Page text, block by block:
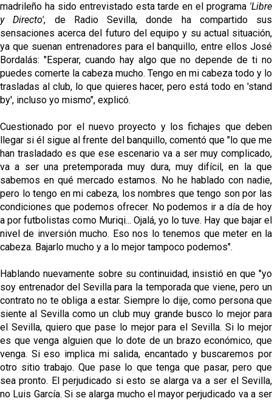
madrileño ha sido entrevistado esta tarde en el programa 'Libre
y Directo', de Radio Sevilla, donde ha compartido sus
sensaciones acerca del futuro del equipo y su actual situación,
ya que suenan entrenadores para el banquillo, entre ellos José
Bordalás: "Esperar, cuando hay algo que no depende de ti no
puedes comerte la cabeza mucho. Tengo en mi cabeza todo y lo
trasladas al club, lo que quieres hacer, pero está todo en 'stand
by', incluso yo mismo", explicó.
Cuestionado por el nuevo proyecto y los fichajes que deben
llegar si él sigue al frente del banquillo, comentó que "lo que me
han trasladado es que ese escenario va a ser muy complicado,
va a ser una pretemporada muy dura, muy difícil, en la que
sabemos en qué mercado estamos. No he hablado con nadie,
pero lo tengo en mi cabeza, los nombres que tengo son por las
condiciones que podemos ofrecer. No podemos ir a día de hoy
a por futbolistas como Muriqi... Ojalá, yo lo tuve. Hay que bajar el
nivel de inversión mucho. Eso nos lo tenemos que meter en la
cabeza. Bajarlo mucho y a lo mejor tampoco podemos".
Hablando nuevamente sobre su continuidad, insistió en que "yo
soy entrenador del Sevilla para la temporada que viene, pero un
contrato no te obliga a estar. Siempre lo dije, como persona que
siente al Sevilla como un club muy grande busco lo mejor para
el Sevilla, quiero que pase lo mejor para el Sevilla. Si lo mejor
es que venga alguien que lo dote de un brazo económico, que
venga. Si eso implica mi salida, encantado y buscaremos por
otro sitio trabajo. Que pase lo que tenga que pasar, pero que
sea pronto. El perjudicado si esto se alarga va a ser el Sevilla,
no Luis García. Si se alarga mucho el mayor perjudicado va a ser